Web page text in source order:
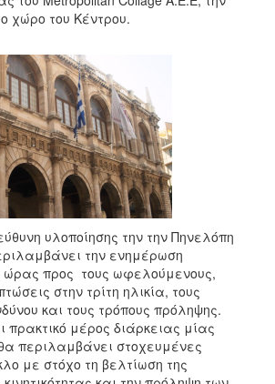
χώρο του Κέντρου.
υλοποίησης την την Πηνελόπη
την ενημέρωση
ώρας προς τους ωφελούμενους,
στην τρίτη ηλικία, τους
και τους τρόπους πρόληψης.
μέρος διάρκειας μίας
περιλαμβάνει στοχευμένες
με στόχο τη βελτίωση της